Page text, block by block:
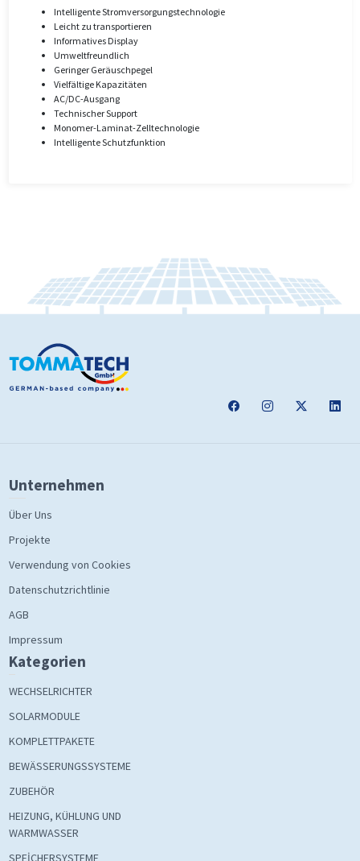
Intelligente Stromversorgungstechnologie
Leicht zu transportieren
Informatives Display
Umweltfreundlich
Geringer Geräuschpegel
Vielfältige Kapazitäten
AC/DC-Ausgang
Technischer Support
Monomer-Laminat-Zelltechnologie
Intelligente Schutzfunktion
Unternehmen
Über Uns
Projekte
Verwendung von Cookies
Datenschutzrichtlinie
AGB
Impressum
Kategorien
WECHSELRICHTER
SOLARMODULE
KOMPLETTPAKETE
BEWÄSSERUNGSSYSTEME
ZUBEHÖR
HEIZUNG, KÜHLUNG UND
WARMWASSER
SPEİCHERSYSTEME